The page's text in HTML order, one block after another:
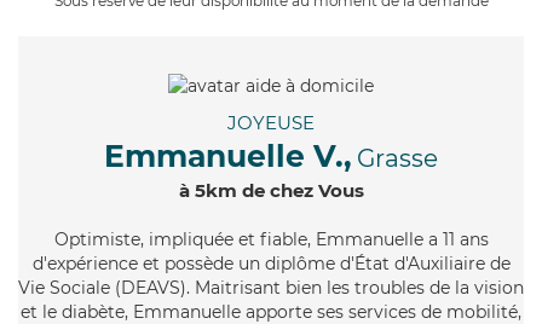
JOYEUSE
Emmanuelle V., Grasse
à 5km de chez Vous
Optimiste, impliquée et fiable, Emmanuelle a 11 ans
d'expérience et possède un diplôme d'État d'Auxiliaire de
Vie Sociale (DEAVS). Maitrisant bien les troubles de la vision
et le diabète, Emmanuelle apporte ses services de mobilité,